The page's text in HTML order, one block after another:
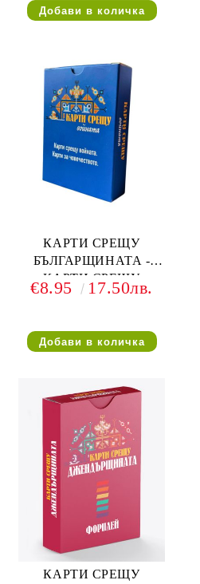
КАРТИ СРЕЩУ
БЪЛГАРЩИНАТА -
КАРТИ СРЕЩУ
ВОЙНАТА -
€8.95 17.50лв.
КАРТИ СРЕЩУ